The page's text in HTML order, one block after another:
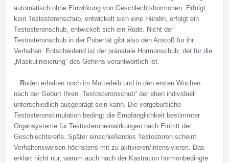
automatisch ohne Einwirkung von Geschlechtshormonen. Erfolgt
kein Testosteronschub, entwickelt sich eine Hündin, erfolgt ein
Testosteronschub, entwickelt sich ein Rüde. Nicht der
Testosteronschub in der Pubertät gibt also den Anstoß für ihr
Verhalten: Entscheidend ist der pränatale Hormonschub, der für die
„Maskulinisierung“ des Gehirns verantwortlich ist.
Rüden erhalten noch im Mutterleib und in den ersten Wochen
nach der Geburt Ihren „Testosteronschub“ der eben individuell
unterschiedlich ausgeprägt sein kann. Die vorgeburtliche
Testosteronstimulation bedingt die Empfänglichkeit bestimmter
Organsysteme für Testosteroneinwirkungen nach Eintritt der
Geschlechtsreife. Später einschießendes Testosteron scheint
Verhaltensweisen höchstens mit zu aktivieren/intensivieren. Das
erklärt nicht nur, warum auch nach der Kastration hormonbedingte